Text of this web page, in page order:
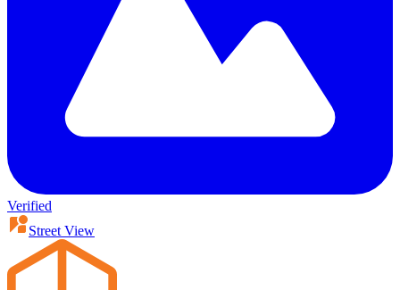
Verified
Street View